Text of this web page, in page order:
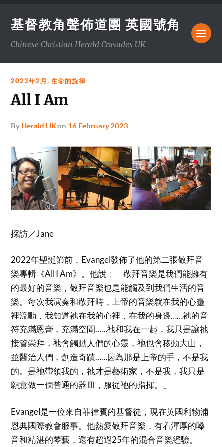
基督教角聲佈道團 英國號角
Chinese Christian Herald Crusades UK
2023年2月,生命的旋律
All I Am
by Herald UKon 16 February 2023
採訪／Jane
2022年聖誕節前，Evangel發佈了他的第二張敬拜音
樂專輯《All I Am》。他說：「敬拜音樂是我們能擁有
的最好的音樂，敬拜音樂也是能觸及到我們生活的音
樂。每次我演奏和敬拜時，上帝的音樂就在我的心靈
裡流動，我知道祂在我的心裡，在我的身邊……祂的音
符充滿恩膏，充滿空間……祂和我在一起，我只是讓祂
接管崇拜，祂會觸動人們的心靈，祂也會移動大山，
並醫治人們，創造奇蹟……因為那是上帝的手，不是我
的。是祂帶領我的，祂才是藝術家，不是我，我只是
願意做一個普通的器皿，服從祂的指揮。」
Evangel是一位來自菲律賓的基督徒，現在英國利物浦
恩典國際教會服事。他熱愛敬拜音樂，有着渾厚的嗓
音和精湛的琴藝，還有超過25年的混合音樂經驗。